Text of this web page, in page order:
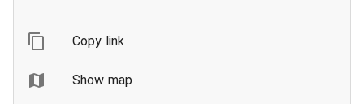
Copy link
Show map